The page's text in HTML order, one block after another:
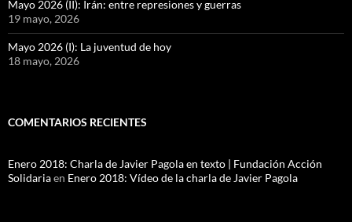
Mayo 2026 (II): Irán: entre represiones y guerras
19 mayo, 2026
Mayo 2026 (I): La juventud de hoy
18 mayo, 2026
COMENTARIOS RECIENTES
Enero 2018: Charla de Javier Pagola en texto | Fundación Acción
Solidariaen Enero 2018: Vídeo de la charla de Javier Pagola